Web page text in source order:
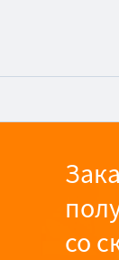
со